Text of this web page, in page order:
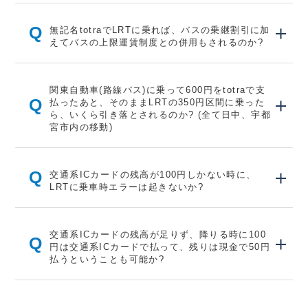
Q
無記名totraでLRTに乗れば、バスの乗継割引に加
えてバスの上限運賃制度との併用もされるのか?
Q
関東自動車(路線バス)に乗って600円をtotraで支
払ったあと、そのままLRTの350円区間に乗った
ら、いくら引き落とされるのか? (全て日中、宇都
宮市内の移動)
Q
交通系ICカードの残高が100円しかない時に、
LRTに乗車時エラーは起きないか?
Q
交通系ICカードの残高が足りず、降りる時に100
円は交通系ICカードで払って、残りは現金で50円
払うということも可能か?